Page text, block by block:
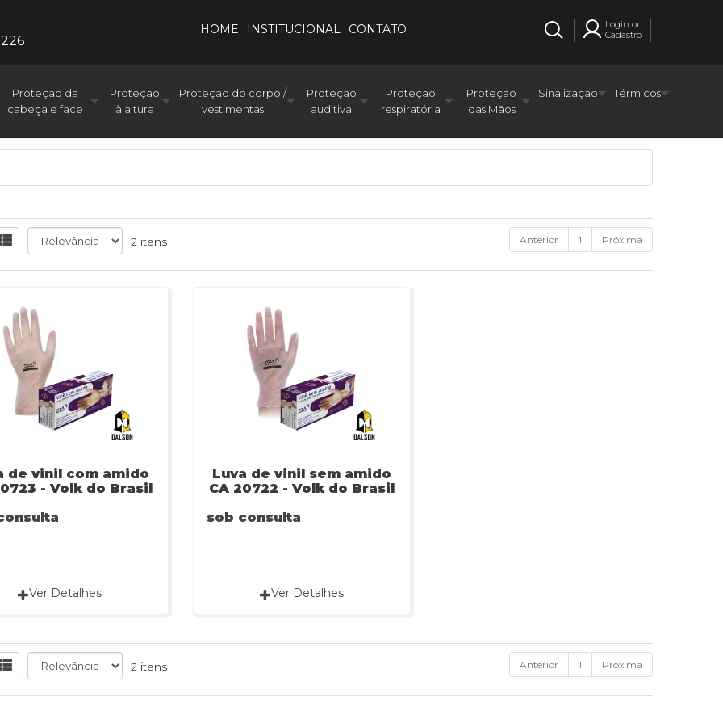
HOME INSTITUCIONAL CONTATO
Login ou
Cadastro
Proteção da
cabeça e face
Proteção
à altura
Proteção do corpo /
vestimentas
Proteção
auditiva
Proteção
respiratória
Proteção
das Mãos
Sinalização Térmicos
2 itens Anterior 1 Próxima
de vinil com amido
- Volk do Brasil
Ver Detalhes
Luva de vinil sem amido
CA 20722 - Volk do Brasil
sob consulta
Ver Detalhes
2 itens Anterior 1 Próxima